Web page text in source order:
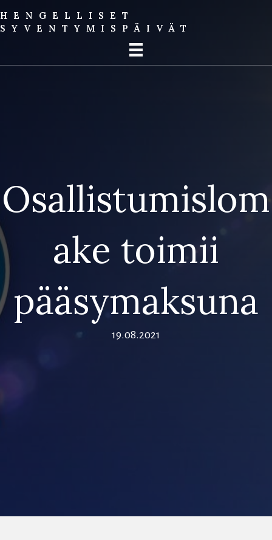
HENGELLISET
SYVENTYMIS­PÄIVÄT
Osallistumislom
ake toimii
pääsymaksuna
19.08.2021